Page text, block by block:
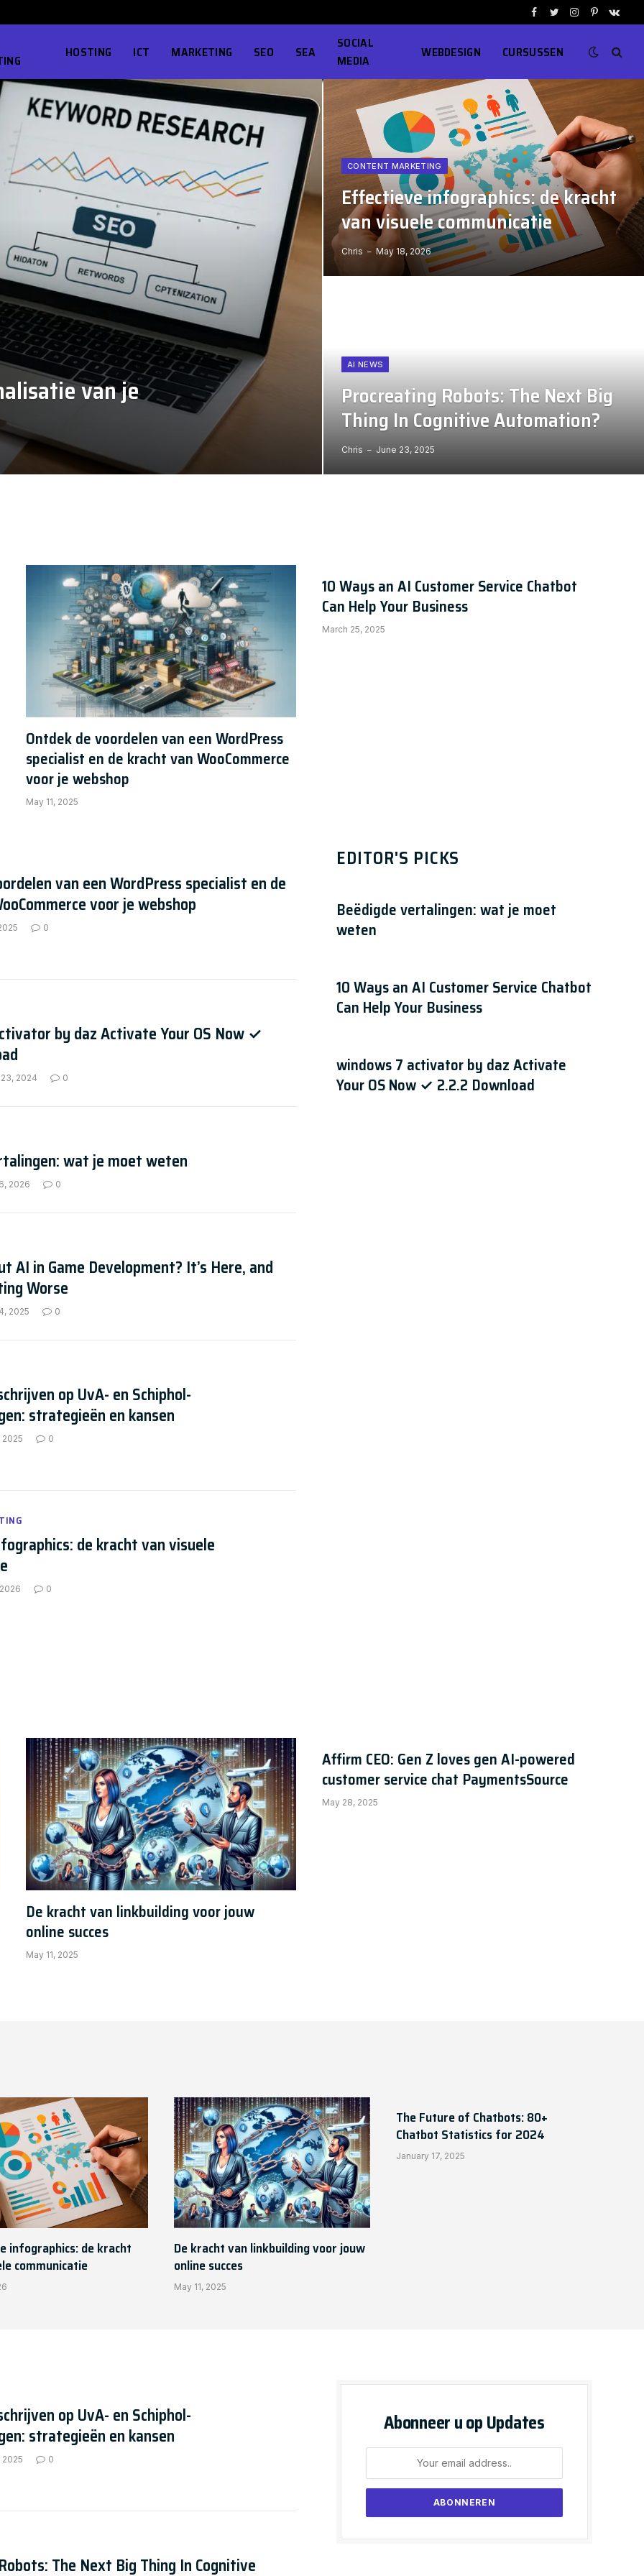
Facebook
TwitterInstagram
Pinterest
HOSTING ICT MARKETING SEO SEA
SOCIAL
MEDIA
WEBDESIGN CURSUSSEN
van je
CONTENT MARKETING
Effectieve infographics: de kracht
van visuele communicatie
Chris May 18, 2026
AI NEWS
Procreating Robots: The Next Big
Thing In Cognitive Automation?
Chris June 23, 2025
Ontdek de voordelen van een WordPress
specialist en de kracht van WooCommerce
voor je webshop
May 11, 2025
10 Ways an AI Customer Service Chatbot
Can Help Your Business
March 25, 2025
van een WordPress specialist en de
voor je webshop
0
by daz Activate Your OS Now ✓
2024 0
wat je moet weten
2026 0
AI in Game Development? It’s Here, and
Worse
2025 0
op UvA- en Schiphol-
strategieën en kansen
2025 0
de kracht van visuele
0
EDITOR'S PICKS
Beëdigde vertalingen: wat je moet
weten
10 Ways an AI Customer Service Chatbot
Can Help Your Business
windows 7 activator by daz Activate
Your OS Now ✓ 2.2.2 Download
De kracht van linkbuilding voor jouw
online succes
May 11, 2025
Affirm CEO: Gen Z loves gen AI-powered
customer service chat PaymentsSource
May 28, 2025
infographics: de kracht
communicatie
De kracht van linkbuilding voor jouw
online succes
May 11, 2025
The Future of Chatbots: 80+
Chatbot Statistics for 2024
January 17, 2025
op UvA- en Schiphol-
strategieën en kansen
2025 0
The Next Big Thing In Cognitive
Abonneer u op Updates